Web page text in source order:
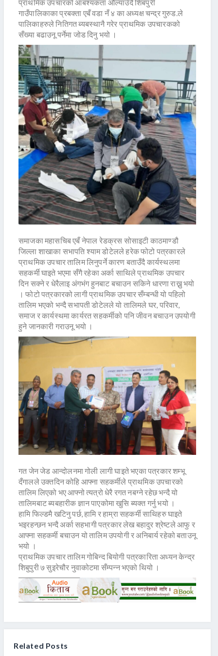
प्राथमिक उपचारको आबश्यकता औल्याउँदै शिबपुरी
गाउँपालिकाका प्रबक्ता एबँ वडा नँ ४ का अध्यक्ष चन्द्र गुरुड.ले
पालिकाहरुले नितिगत ब्यबस्थानै गरेर प्राथमिक उपचारकको
सँख्या बढाउनू पर्नेमा जोड दिनु भयो ।
समाजका महासचिब एबँ नेपाल रेडक्रस सोसाइटी काठमाण्डौ
जिल्ला शाखाका सभापति श्याम डोटेलले हरेक फोटो पत्रकारले
प्राथमिक उपचार तालिम लिनुपर्ने कारण बताउँदै कार्यस्थलमा
सहकर्मी घाइते भएमा सँगै रहेका अर्का साथिले प्राथमिक उपचार
दिन सक्ने र धेरैलाइ अंगभंग हुनबाट बचाउन सकिने धारणा राख्नु भयो
। फोटो पत्रकारको लागी प्राथमिक उपचार सँम्बन्धी यो पहिलो
तालिम भएको भन्दै सभापती डोटेलले यो तालिमले घर, परिवार,
समाज र कार्यस्थमा कार्यरत सहकर्मीको पनि जीवन बचाउन उपयोगी
हुने जानकारी गराउनू भयो ।
गत जेन जेड आन्दोलनमा गोली लागी घाइते भएका पत्रकार शम्भू
दँगालले उक्तदिन कोहि आफ्ना सहकर्मीले प्राथमिक उपचारको
तालिम लिएको भए आफ्नो त्यत्रो धेरै रगत नबग्ने रहेछ भन्दै यो
तालिमबाट ब्यबहारीक ज्ञान पाएकोमा खुसि ब्यक्त गर्नु भयो ।
हामि फिल्डमै खटिनु पर्छ, हामि र हाम्रा सहकर्मी साथिहरु घाइते
भइरहन्छन भन्दै अर्का सहभागी पत्रकार लेख बहादुर श्रेष्टले आफु र
आफ्ना सहकर्मी बचाउन यो तालिम उपयोगी र अनिबार्य रहेको बताउनू
भयो ।
प्राथमिक उपचार तालिम गोबिन्द बियोगी पत्रकारिता अध्यन केन्द्र
शिबुपुरी ७ सुइरेचौर नुवाकोटमा सँम्पन्न भएको थियो ।
Related Posts